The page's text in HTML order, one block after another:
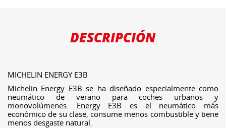
DESCRIPCIÓN
MICHELIN ENERGY E3B
Michelin Energy E3B se ha diseñado especialmente como
neumático de verano para coches urbanos y
monovolúmenes. Energy E3B es el neumático más
económico de su clase, consume menos combustible y tiene
menos desgaste natural.